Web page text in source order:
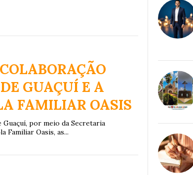
GUAÇUÍ E A
FAMILIAR OASIS
Guaçuí, por meio da Secretaria
Familiar Oasis, as...